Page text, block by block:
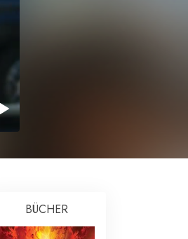
Drogenproblem
Arbeitsplatz
Organisierens
von Public Relations
BÜCHER